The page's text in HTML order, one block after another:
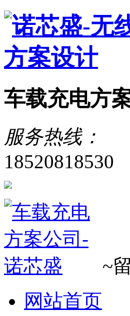
车载充电方
服务热线：
18520818530
~
网站首页